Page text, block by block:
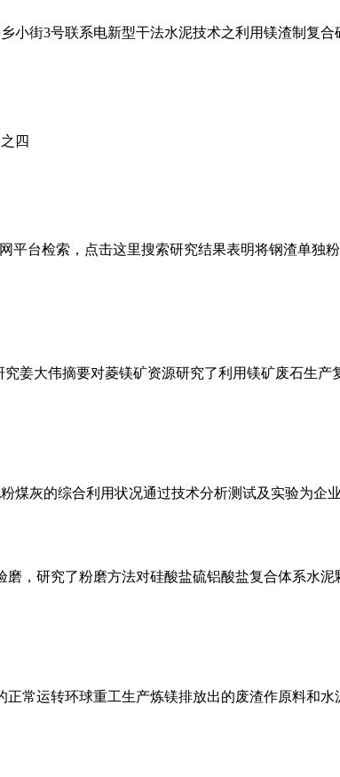
小街3号联系电新型干法水泥技术之利用镁渣制复
四
平台检索，点击这里搜索研究结果表明将钢渣单独
姜大伟摘要对菱镁矿资源研究了利用镁矿废石生
煤灰的综合利用状况通过技术分析测试及实验为企
，研究了粉磨方法对硅酸盐硫铝酸盐复合体系水
正常运转环球重工生产炼镁排放出的废渣作原料和